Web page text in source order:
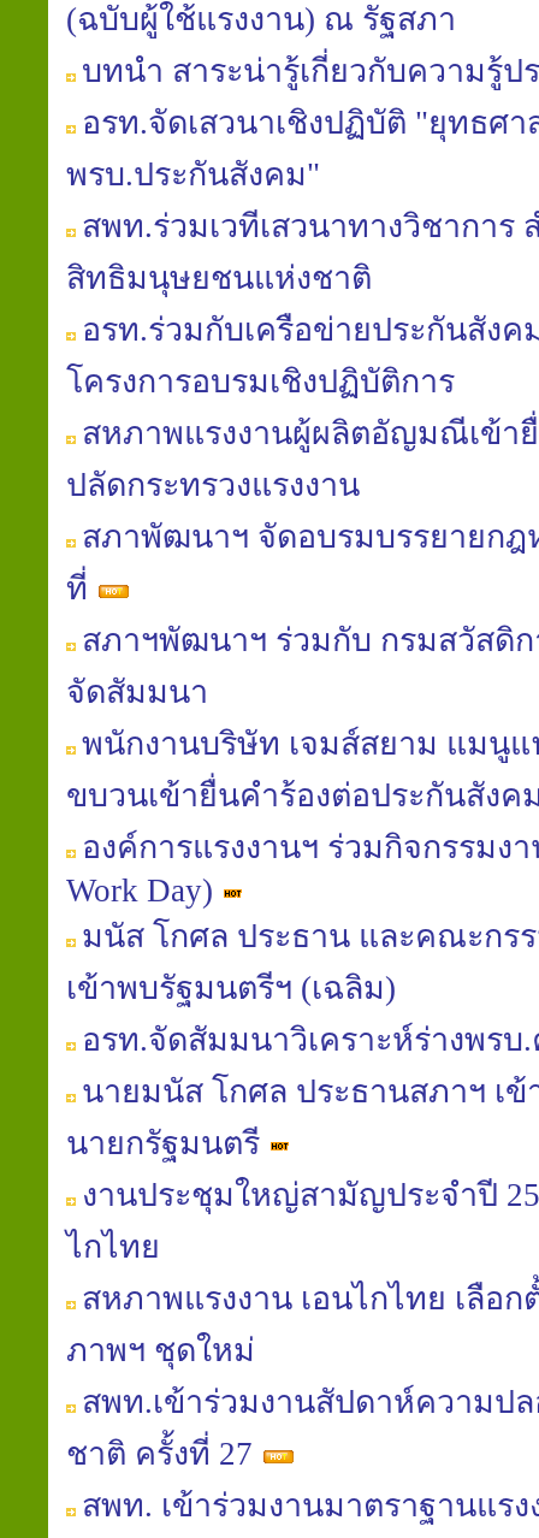
(ฉบับผู้ใช้แรงงาน) ณ รัฐสภา
บทนำ สาระน่ารู้เกี่ยวกับความรู้ป
อรท.จัดเสวนาเชิงปฏิบัติ "ยุทธศา
พรบ.ประกันสังคม"
สพท.ร่วมเวทีเสวนาทางวิชากา
สิทธิมนุษยชนแห่งชาติ
อรท.ร่วมกับเครือข่ายประกันสัง
โครงการอบรมเชิงปฏิบัติการ
สหภาพแรงงานผู้ผลิตอัญมณีเข้า
ปลัดกระทรวงแรงงาน
สภาพัฒนาฯ จัดอบรมบรรยายกฎ
ที่
สภาฯพัฒนาฯ ร่วมกับ กรมสวัสดิก
จัดสัมมนา
พนักงานบริษัท เจมส์สยาม แมนูแ
ขบวนเข้ายื่นคำร้องต่อประกันสังค
องค์การแรงงานฯ ร่วมกิจกรรมง
Work Day)
มนัส โกศล ประธาน และคณะกร
เข้าพบรัฐมนตรีฯ (เฉลิม)
อรท.จัดสัมมนาวิเคราะห์ร่างพรบ
นายมนัส โกศล ประธานสภาฯ เ
นายกรัฐมนตรี
งานประชุมใหญ่สามัญประจำปี
ไกไทย
สหภาพแรงงาน เอนไกไทย เลือ
ภาพฯ ชุดใหม่
สพท.เข้าร่วมงานสัปดาห์ความป
ชาติ ครั้งที่ 27
สพท. เข้าร่วมงานมาตราฐานแร